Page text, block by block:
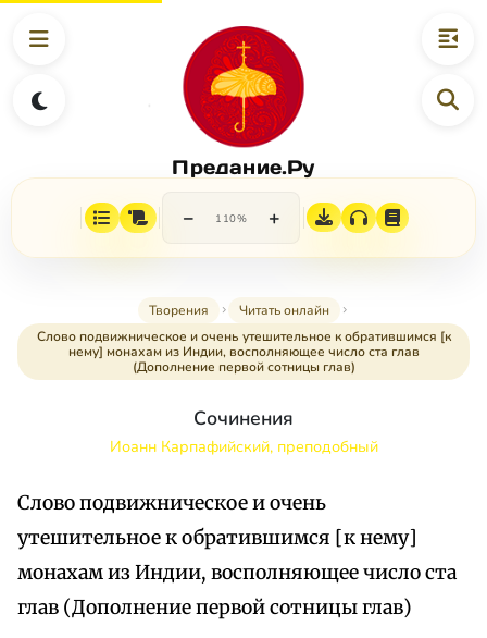
Предание.Ру
− 110% +
Творения
Читать онлайн
Слово подвижническое и очень утешительное к обратившимся [к
нему] монахам из Индии, восполняющее число ста глав
(Дополнение первой сотницы глав)
Сочинения
Иоанн Карпафийский, преподобный
Слово подвижническое и очень
утешительное к обратившимся [к нему]
монахам из Индии, восполняющее число ста
глав (Дополнение первой сотницы глав)